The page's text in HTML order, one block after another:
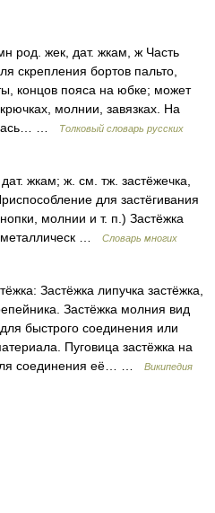
жек, дат. жкам, ж Часть
скрепления бортов пальто,
концов пояса на юбке; может
молнии, завязках. На
…
Толковый словарь русских
жкам; ж. см. тж. застёжечка,
для застёгивания
молнии и т. п.) Застёжка
…
Словарь многих
Застёжка липучка застёжка,
Застёжка молния вид
быстрого соединения или
Пуговица застёжка на
соединения её… …
Википедия